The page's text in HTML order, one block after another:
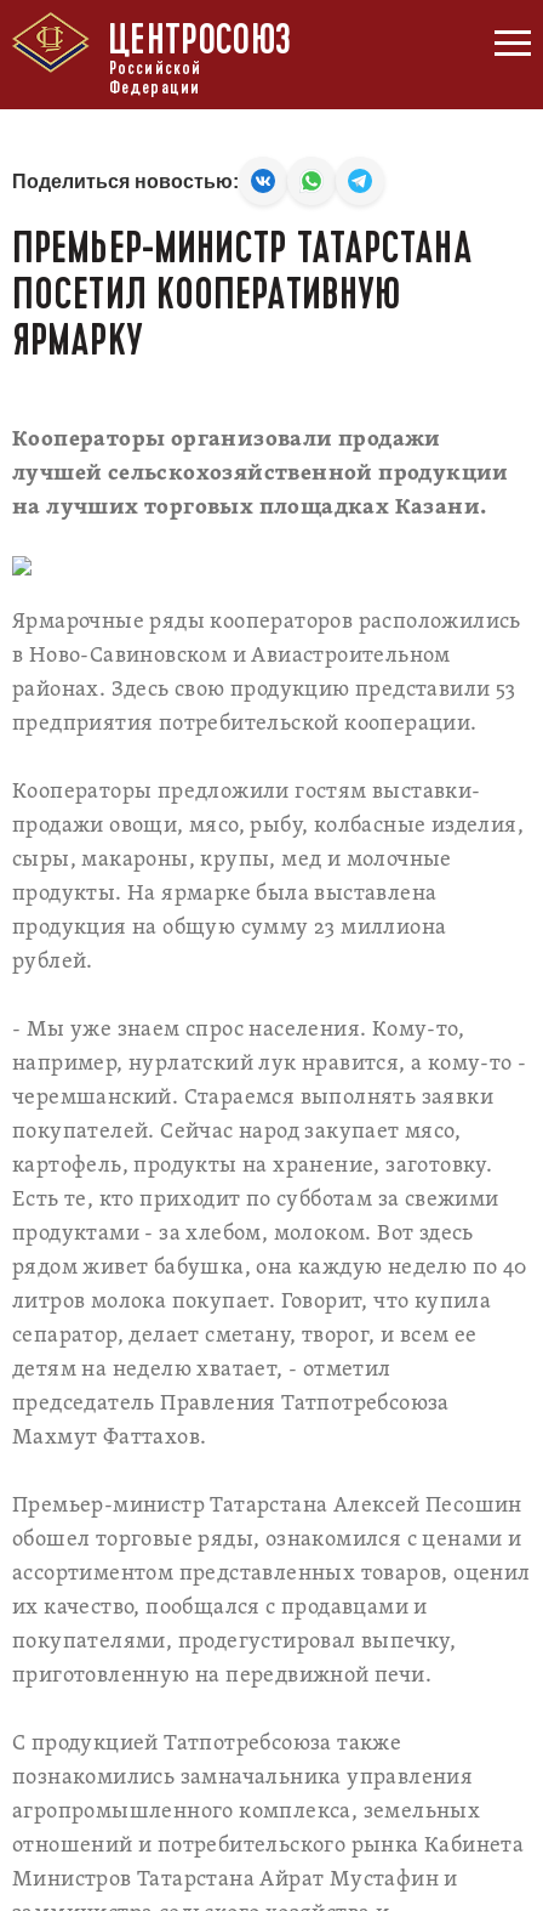
ЦЕНТРОСОЮЗ
Российской
Федерации
Поделиться новостью:
ПРЕМЬЕР-МИНИСТР ТАТАРСТАНА
ПОСЕТИЛ КООПЕРАТИВНУЮ
ЯРМАРКУ
Кооператоры организовали продажи
лучшей сельскохозяйственной продукции
на лучших торговых площадках Казани.
Ярмарочные ряды кооператоров расположились
в Ново-Савиновском и Авиастроительном
районах. Здесь свою продукцию представили 53
предприятия потребительской кооперации.
Кооператоры предложили гостям выставки-
продажи овощи, мясо, рыбу, колбасные изделия,
сыры, макароны, крупы, мед и молочные
продукты. На ярмарке была выставлена
продукция на общую сумму 23 миллиона
рублей.
- Мы уже знаем спрос населения. Кому-то,
например, нурлатский лук нравится, а кому-то -
черемшанский. Стараемся выполнять заявки
покупателей. Сейчас народ закупает мясо,
картофель, продукты на хранение, заготовку.
Есть те, кто приходит по субботам за свежими
продуктами - за хлебом, молоком. Вот здесь
рядом живет бабушка, она каждую неделю по 40
литров молока покупает. Говорит, что купила
сепаратор, делает сметану, творог, и всем ее
детям на неделю хватает, - отметил
председатель Правления Татпотребсоюза
Махмут Фаттахов.
Премьер-министр Татарстана Алексей Песошин
обошел торговые ряды, ознакомился с ценами и
ассортиментом представленных товаров, оценил
их качество, пообщался с продавцами и
покупателями, продегустировал выпечку,
приготовленную на передвижной печи.
С продукцией Татпотребсоюза также
познакомились замначальника управления
агропромышленного комплекса, земельных
отношений и потребительского рынка Кабинета
Министров Татарстана Айрат Мустафин и